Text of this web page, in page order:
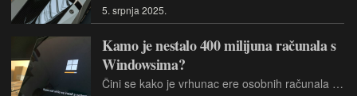
5. srpnja 2025.
Kamo je nestalo 400 milijuna računala s
Windowsima?
Čini se kako je vrhunac ere osobnih računala već prošao i kako, nakon kratkotrajnog uzleta tijekom pandemije, slijede neminovna stagnacija i pad.